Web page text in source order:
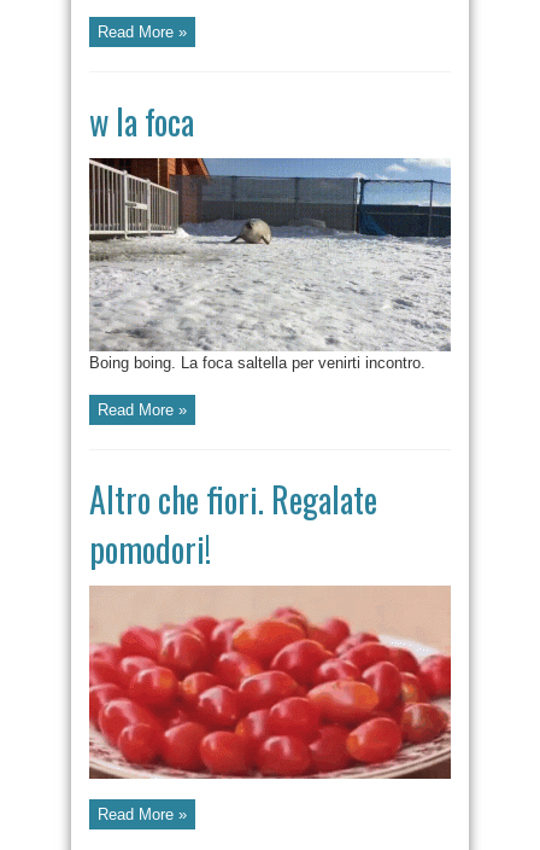
Read More »
w la foca
Boing boing. La foca saltella per venirti incontro.
Read More »
Altro che fiori. Regalate
pomodori!
Read More »